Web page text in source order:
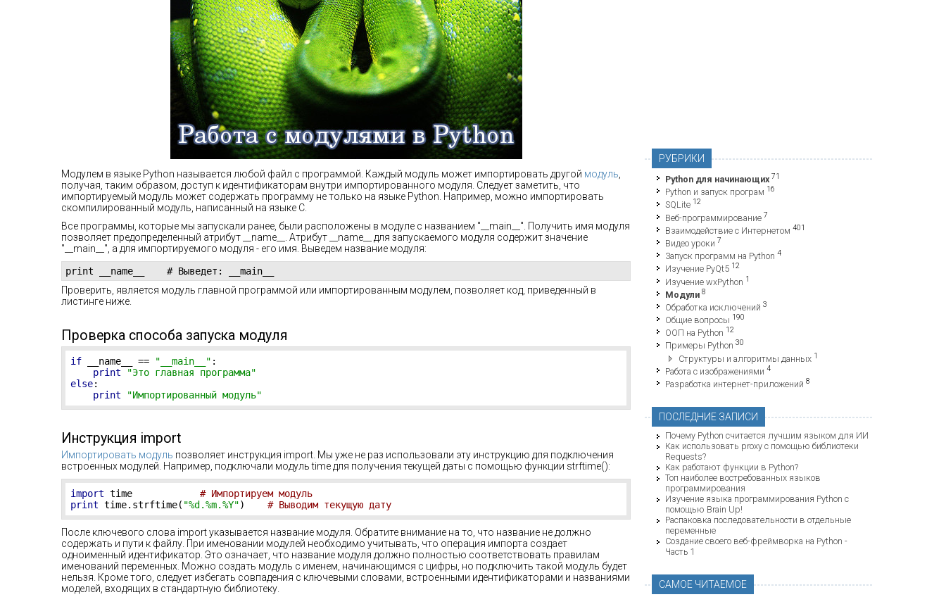
Модулем в языке Python называется любой файл с программой. Каждый модуль может импортировать другой модуль
получая, таким образом, доступ к идентификаторам внутри импортированного модуля. Следует заметить, что
импортируемый модуль может содержать программу не только на языке Python. Например, можно импортировать
скомпилированный модуль, написанный на языке C.
Все программы, которые мы запускали ранее, были расположены в модуле с названием "__main__". Получить имя модуля
позволяет предопределенный атрибут __name__. Атрибут __name__ для запускаемого модуля содержит значение
"__main__", а для импортируемого модуля - его имя. Выведем название модуля:
print __name__    # Выведет: __main__
Проверить, является модуль главной программой или импортированным модулем, позволяет код, приведенный в
листинге ниже.
Проверка способа запуска модуля
if __name__ == "__main__" :
print
"Это главная программа"
else:
print
"Импортированный модуль"
Инструкция import
Импортировать модуль позволяет инструкция import. Мы уже не раз использовали эту инструкцию для подключения
встроенных модулей. Например, подключали модуль time для получения текущей даты с помощью функции strftime():
import time # Импортируем модуль
print time.strftime( "%d.%m.%Y") # Выводим текущую дату
После ключевого слова import указывается название модуля. Обратите внимание на то, что название не должно
содержать и пути к файлу. При именовании модулей необходимо учитывать, что операция импорта создает
одноименный идентификатор. Это означает, что название модуля должно полностью соответствовать правилам
именований переменных. Можно создать модуль с именем, начинающимся с цифры, но подключить такой модуль будет
нельзя. Кроме того, следует избегать совпадения с ключевыми словами, встроенными идентификаторами и названиями
моделей, входящих в стандартную библиотеку.
РУБРИКИ
Python для начинающих 71
Python и запуск програм 16
SQLite 12
Веб-программирование 7
Взаимодействие с Интернетом 401
Видео уроки 7
Запуск программ на Python 4
Изучение PyQt5 12
Изучение wxPython 1
Модули 8
Обработка исключений 3
Общие вопросы 190
ООП на Python 12
Примеры Python 30
Структуры и алгоритмы данных 1
Работа с изображениями 4
Разработка интернет-приложений 8
ПОСЛЕДНИЕ ЗАПИСИ
Почему Python считается лучшим языком для ИИ
Как использовать proxy с помощью библиотеки
Requests?
Как работают функции в Python?
Топ наиболее востребованных языков
программирования
Изучение языка программирования Python с
помощью Brain Up!
Распаковка последовательности в отдельные
переменные
Создание своего веб-фреймворка на Python -
Часть 1
САМОЕ ЧИТАЕМОЕ